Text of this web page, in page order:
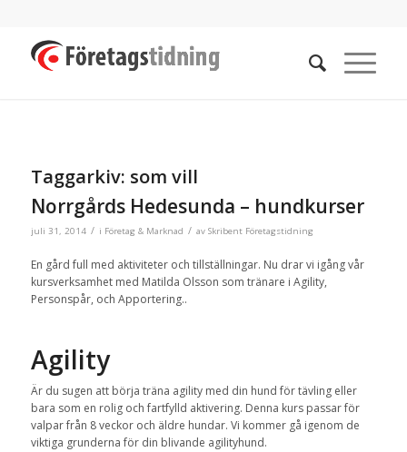
Taggarkiv: som vill
Norrgårds Hedesunda – hundkurser
juli 31, 2014 / i Företag & Marknad / av Skribent Företagstidning
En gård full med aktiviteter och tillställningar. Nu drar vi igång vår
kursverksamhet med Matilda Olsson som tränare i Agility,
Personspår, och Apportering..
Agility
Är du sugen att börja träna agility med din hund för tävling eller
bara som en rolig och fartfylld aktivering. Denna kurs passar för
valpar från 8 veckor och äldre hundar. Vi kommer gå igenom de
viktiga grunderna för din blivande agilityhund.